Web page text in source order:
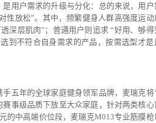
用户需求的升级与分化：总的来说，用户
性放松”。其中，频繁健身人群高强度运动
深层肌肉”；普通用户则追求 “好用、够得
到不符合自身需求的产品，按需选型才是
五年的全球家庭健身领军品牌，麦瑞克将
事级品质下放至大众家庭，针对两类核心
的中高端价位段，麦瑞克M013专业筋膜枪